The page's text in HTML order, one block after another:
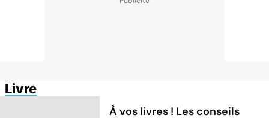
Livre
À vos livres ! Les conseils